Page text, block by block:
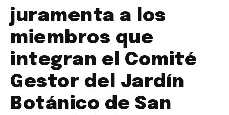
juramenta a los
miembros que
integran el Comité
Gestor del Jardín
Botánico de San